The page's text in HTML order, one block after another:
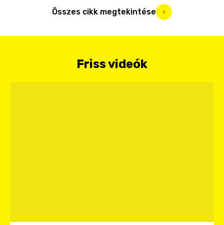
Összes cikk megtekintése
Friss videók